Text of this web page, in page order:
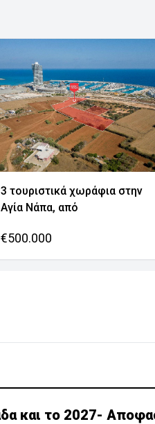
3 τουριστικά χωράφια στην
Αγία Νάπα, από
€500.000
και το 2027-